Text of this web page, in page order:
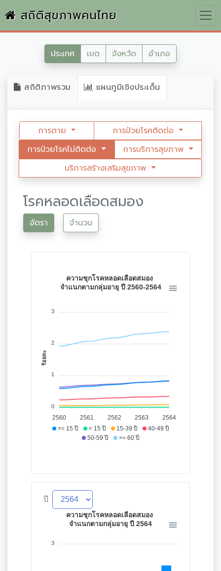
สถิติสุขภาพคนไทย
ประเทศ เขต จังหวัด อำเภอ
สถิติภาพรวม แผนภูมิเชิงประเด็น
การตาย
การป่วยโรคติดต่อ
การป่วยโรคไม่ติดต่อ
การบริการสุขภาพ
บริการสร้างเสริมสุขภาพ
โรคหลอดเลือดสมอง
อัตรา จำนวน